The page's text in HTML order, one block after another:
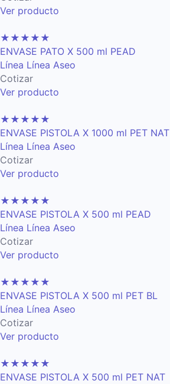
Ver producto
★ ★ ★ ★ ★
ENVASE PATO X 500 ml PEAD
Línea Línea Aseo
Cotizar
Ver producto
★ ★ ★ ★ ★
ENVASE PISTOLA X 1000 ml PET NAT
Línea Línea Aseo
Cotizar
Ver producto
★ ★ ★ ★ ★
ENVASE PISTOLA X 500 ml PEAD
Línea Línea Aseo
Cotizar
Ver producto
★ ★ ★ ★ ★
ENVASE PISTOLA X 500 ml PET BL
Línea Línea Aseo
Cotizar
Ver producto
★ ★ ★ ★ ★
ENVASE PISTOLA X 500 ml PET NAT